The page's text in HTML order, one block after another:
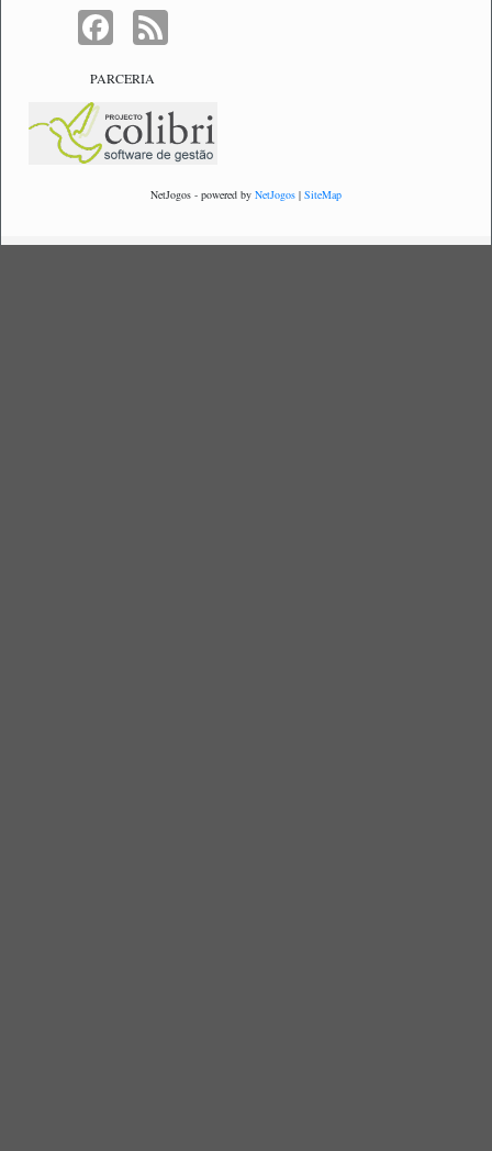
FACEBOOK
PARCERIA
NetJogos - powered by NetJogos | SiteMap